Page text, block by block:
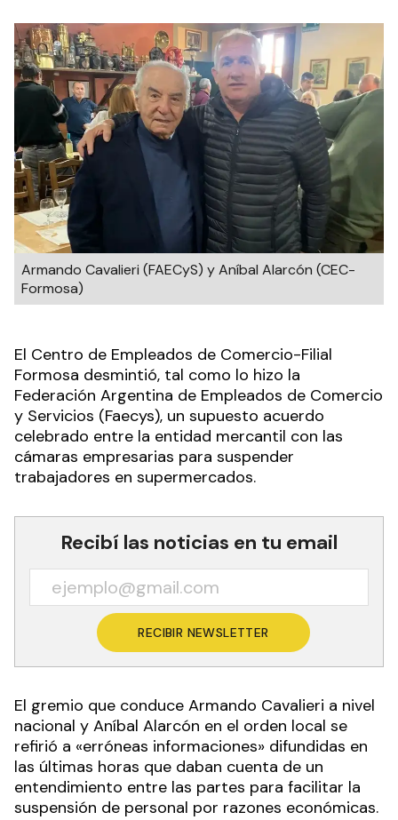
Armando Cavalieri (FAECyS) y Aníbal Alarcón (CEC-
Formosa)
El Centro de Empleados de Comercio-Filial
Formosa desmintió, tal como lo hizo la
Federación Argentina de Empleados de Comercio
y Servicios (Faecys), un supuesto acuerdo
celebrado entre la entidad mercantil con las
cámaras empresarias para suspender
trabajadores en supermercados.
Recibí las noticias en tu email
RECIBIR NEWSLETTER
El gremio que conduce Armando Cavalieri a nivel
nacional y Aníbal Alarcón en el orden local se
refirió a «erróneas informaciones» difundidas en
las últimas horas que daban cuenta de un
entendimiento entre las partes para facilitar la
suspensión de personal por razones económicas.